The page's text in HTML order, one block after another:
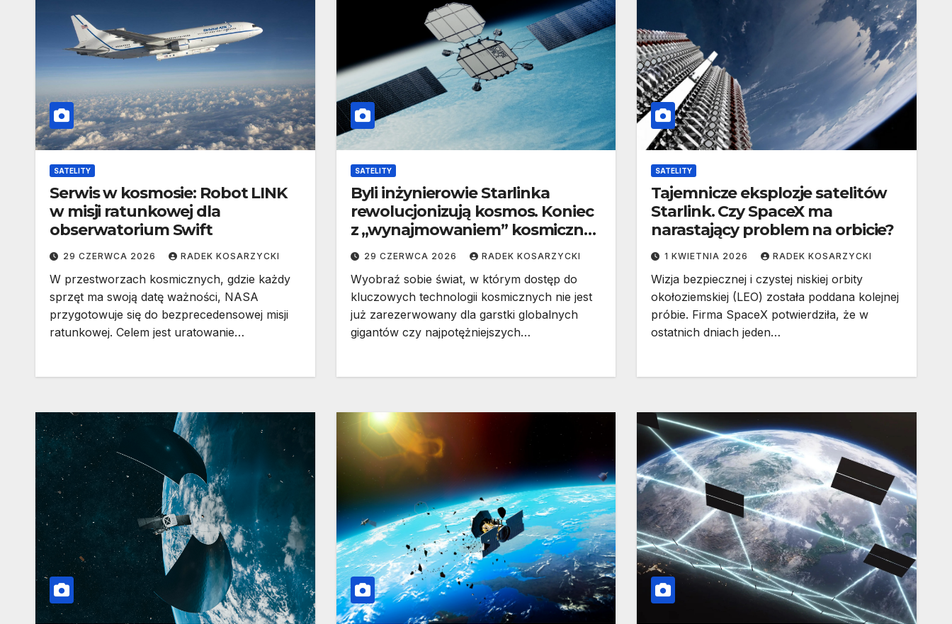
SATELITY
Serwis w kosmosie: Robot LINK
w misji ratunkowej dla
obserwatorium Swift
29 CZERWCA 2026 RADEK KOSARZYCKI
W przestworzach kosmicznych, gdzie każdy
sprzęt ma swoją datę ważności, NASA
przygotowuje się do bezprecedensowej misji
ratunkowej. Celem jest uratowanie…
SATELITY
Byli inżynierowie Starlinka
rewolucjonizują kosmos. Koniec
z „wynajmowaniem” kosmicznej
infrastruktury?
29 CZERWCA 2026 RADEK KOSARZYCKI
Wyobraź sobie świat, w którym dostęp do
kluczowych technologii kosmicznych nie jest
już zarezerwowany dla garstki globalnych
gigantów czy najpotężniejszych…
SATELITY
Tajemnicze eksplozje satelitów
Starlink. Czy SpaceX ma
narastający problem na orbicie?
1 KWIETNIA 2026 RADEK KOSARZYCKI
Wizja bezpiecznej i czystej niskiej orbity
okołoziemskiej (LEO) została poddana kolejnej
próbie. Firma SpaceX potwierdziła, że w
ostatnich dniach jeden…